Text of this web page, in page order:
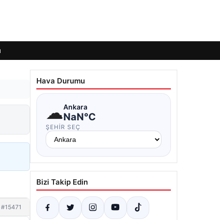
#15471
Hava Durumu
☁Ankara
NaN°C
ŞEHIR SEÇ
Bizi Takip Edin